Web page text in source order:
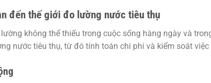
đến thế giới đo lường nước tiêu thụ
không thể thiếu trong cuộc sống hàng ngày và
nước tiêu thụ, từ đó tính toán chi phí và kiểm soát